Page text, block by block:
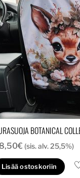
BOTANICAL
€ (sis. alv. 25,5%)
Lisää ostoskoriin